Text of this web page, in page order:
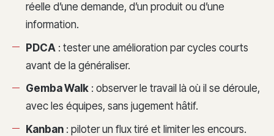
réelle d’une demande, d’un produit ou d’une
information.
PDCA : tester une amélioration par cycles courts
avant de la généraliser.
Gemba Walk : observer le travail là où il se déroule,
avec les équipes, sans jugement hâtif.
Kanban : piloter un flux tiré et limiter les encours.